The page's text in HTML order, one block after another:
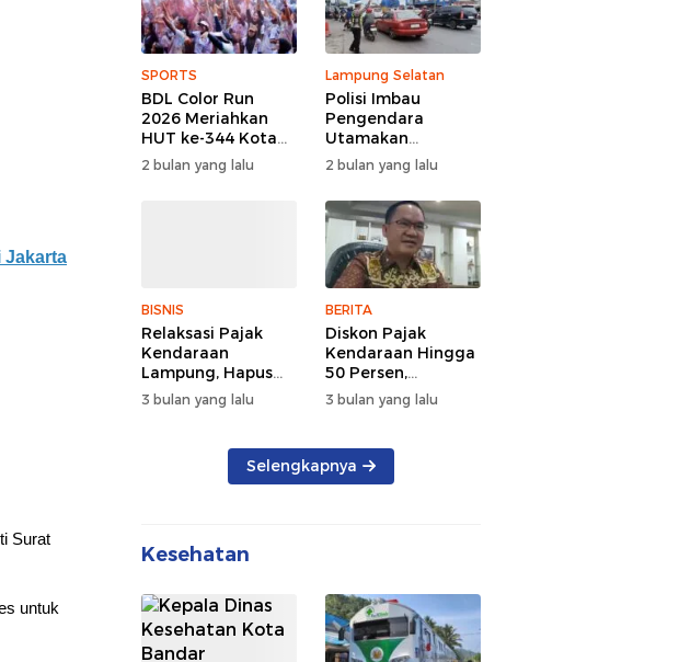
Jakarta
Surat
untuk
SPORTS
BDL Color Run
2026 Meriahkan
HUT ke-344 Kota
Bandar Lampung,
Wujud Semangat
2 bulan yang lalu
Lampung Selatan
Polisi Imbau
Pengendara
Utamakan
Keselamatan di
Tengah Kepadatan
Lalu Lintas Pagi
Hari
2 bulan yang lalu
BISNIS
Relaksasi Pajak
Kendaraan
Lampung, Hapus
Denda dan Beri
Diskon BBN
3 bulan yang lalu
BERITA
Diskon Pajak
Kendaraan Hingga
50 Persen,
Lampung Genjot
Mutasi Kendaraan
3 bulan yang lalu
Selengkapnya
Kesehatan